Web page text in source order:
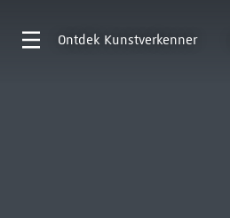
Ontdek Kunstverkenner